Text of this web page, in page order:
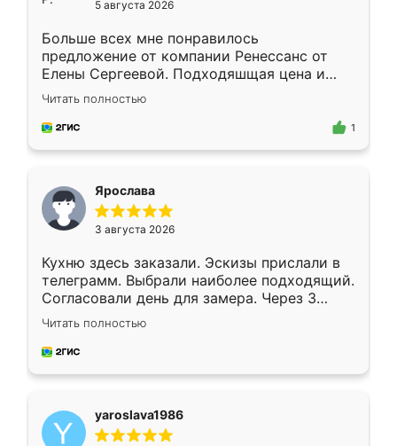
5 августа 2026
Больше всех мне понравилось
предложение от компании Ренессанс от
Елены Сергеевой. Подходяшщая цена и
короткие сроки изготовления. Приехавший
для замера сотрудник Владислав
предложил по моему эскизу самый
Читать полностью
1
Ярослава
3 августа 2026
Кухню здесь заказали. Эскизы прислали в
телеграмм. Выбрали наиболее подходящий.
Согласовали день для замера. Через 3
недели кухня была уже готова. Остались
довольны работой. Спасибо Ренессанс
мебель за качественную работу!
Читать полностью
yaroslava1986